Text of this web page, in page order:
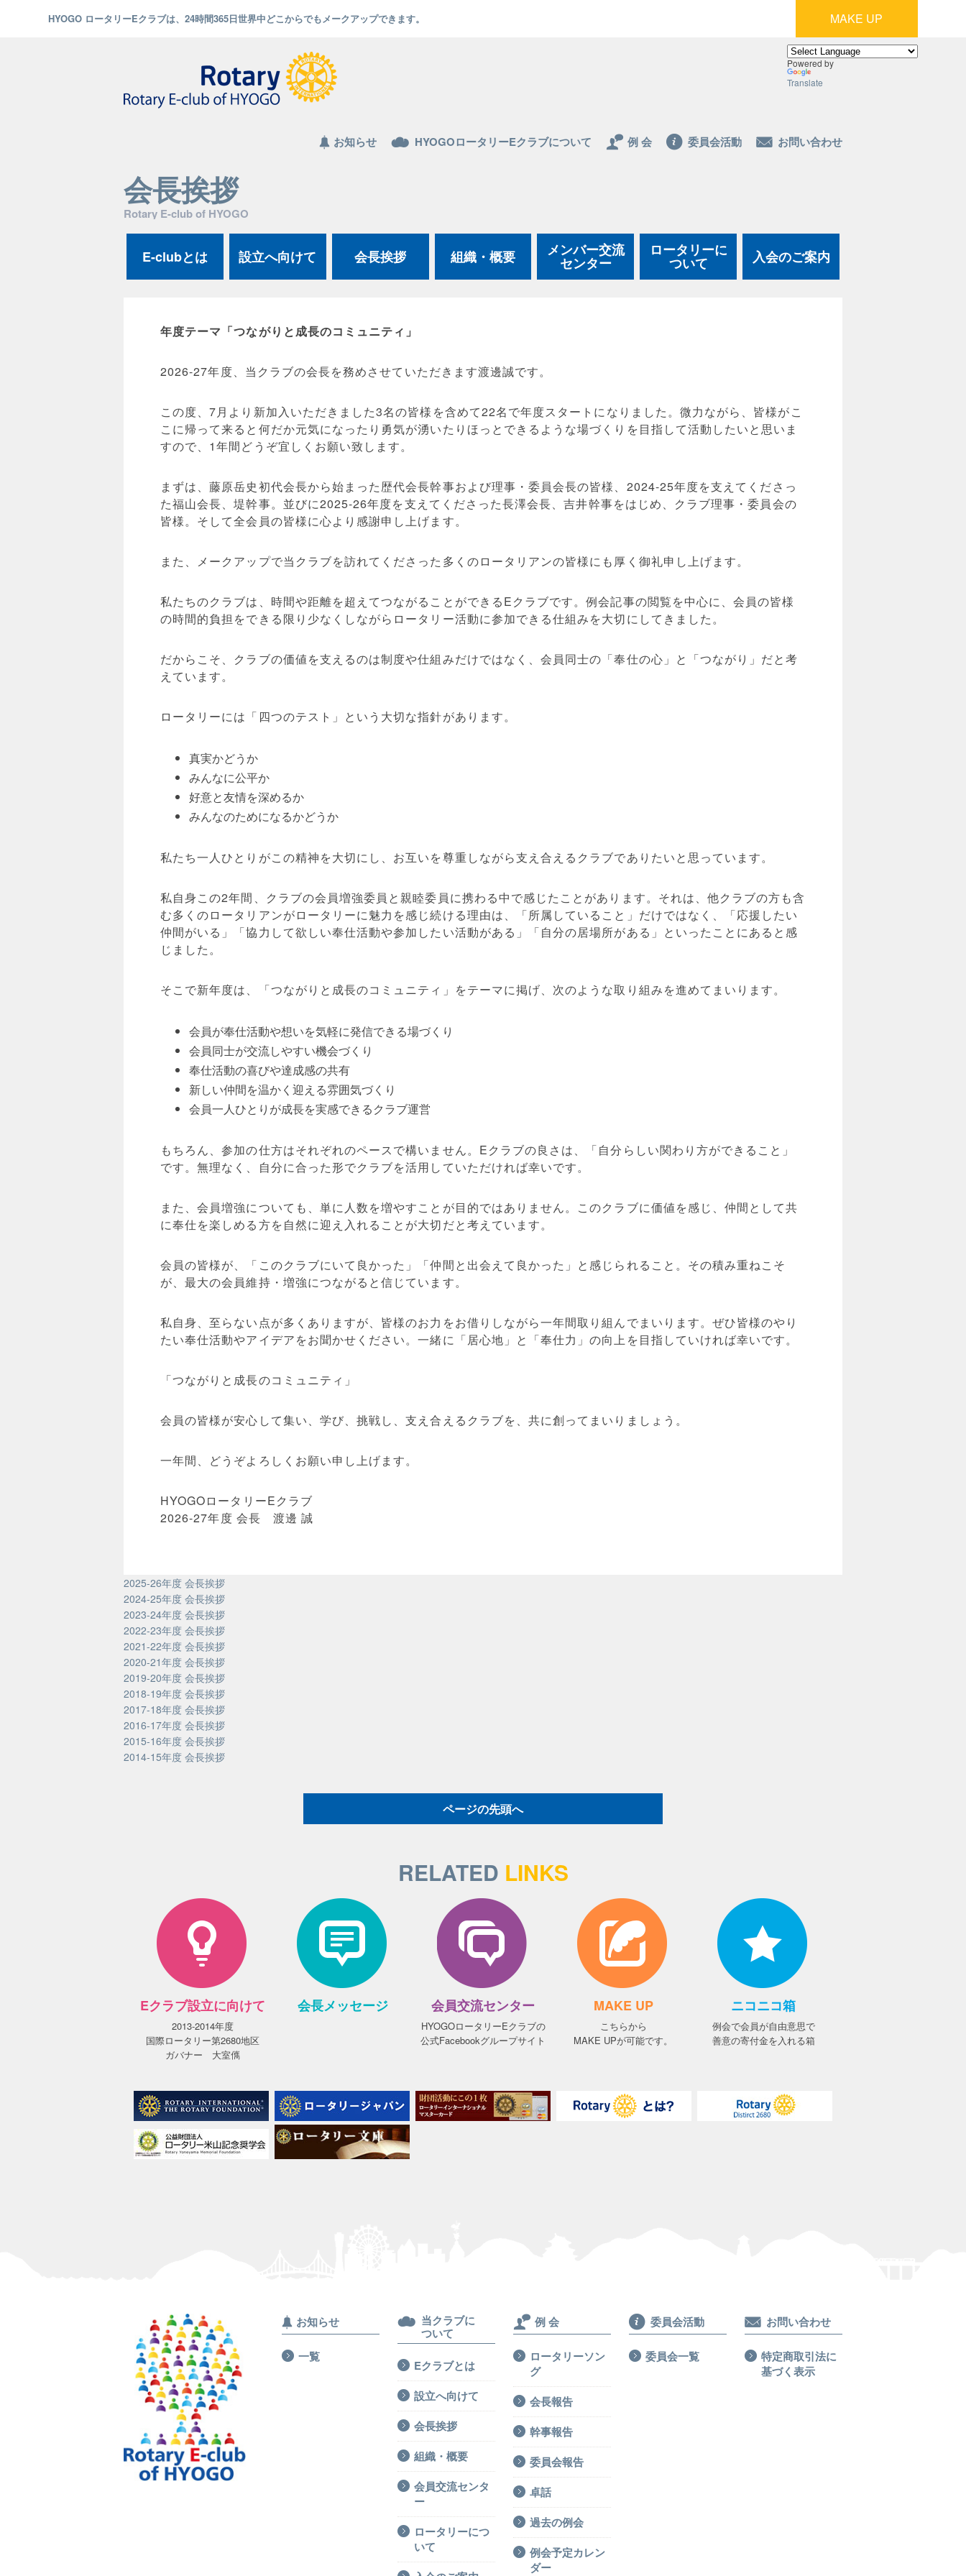
HYOGO ロータリーEクラブは、24時間365日世界中どこからでもメークアップできます。 MAKE UP
Powered by
Translate
お知らせ HYOGOロータリーEクラブについて 例 会 委員会活動 お問い合わせ
会長挨拶
Rotary E-club of HYOGO
E-clubとは 設立へ向けて 会長挨拶 組織・概要 メンバー交流
センター
ロータリーに
ついて 入会のご案内
年度テーマ「つながりと成長のコミュニティ」
2026-27年度、当クラブの会長を務めさせていただきます渡邊誠です。
この度、7月より新加入いただきました3名の皆様を含めて22名で年度スタートになりました。微力ながら、皆様がこ
こに帰って来ると何だか元気になったり勇気が湧いたりほっとできるような場づくりを目指して活動したいと思いま
すので、1年間どうぞ宜しくお願い致します。
まずは、藤原岳史初代会長から始まった歴代会長幹事および理事・委員会長の皆様、2024-25年度を支えてくださっ
た福山会長、堤幹事。並びに2025-26年度を支えてくださった長澤会長、吉井幹事をはじめ、クラブ理事・委員会の
皆様。そして全会員の皆様に心より感謝申し上げます。
また、メークアップで当クラブを訪れてくださった多くのロータリアンの皆様にも厚く御礼申し上げます。
私たちのクラブは、時間や距離を超えてつながることができるEクラブです。例会記事の閲覧を中心に、会員の皆様
の時間的負担をできる限り少なくしながらロータリー活動に参加できる仕組みを大切にしてきました。
だからこそ、クラブの価値を支えるのは制度や仕組みだけではなく、会員同士の「奉仕の心」と「つながり」だと考
えています。
ロータリーには「四つのテスト」という大切な指針があります。
真実かどうか
みんなに公平か
好意と友情を深めるか
みんなのためになるかどうか
私たち一人ひとりがこの精神を大切にし、お互いを尊重しながら支え合えるクラブでありたいと思っています。
私自身この2年間、クラブの会員増強委員と親睦委員に携わる中で感じたことがあります。それは、他クラブの方も含
む多くのロータリアンがロータリーに魅力を感じ続ける理由は、「所属していること」だけではなく、「応援したい
仲間がいる」「協力して欲しい奉仕活動や参加したい活動がある」「自分の居場所がある」といったことにあると感
じました。
そこで新年度は、「つながりと成長のコミュニティ」をテーマに掲げ、次のような取り組みを進めてまいります。
会員が奉仕活動や想いを気軽に発信できる場づくり
会員同士が交流しやすい機会づくり
奉仕活動の喜びや達成感の共有
新しい仲間を温かく迎える雰囲気づくり
会員一人ひとりが成長を実感できるクラブ運営
もちろん、参加の仕方はそれぞれのペースで構いません。Eクラブの良さは、「自分らしい関わり方ができること」
です。無理なく、自分に合った形でクラブを活用していただければ幸いです。
また、会員増強についても、単に人数を増やすことが目的ではありません。このクラブに価値を感じ、仲間として共
に奉仕を楽しめる方を自然に迎え入れることが大切だと考えています。
会員の皆様が、「このクラブにいて良かった」「仲間と出会えて良かった」と感じられること。その積み重ねこそ
が、最大の会員維持・増強につながると信じています。
私自身、至らない点が多くありますが、皆様のお力をお借りしながら一年間取り組んでまいります。ぜひ皆様のやり
たい奉仕活動やアイデアをお聞かせください。一緒に「居心地」と「奉仕力」の向上を目指していければ幸いです。
「つながりと成長のコミュニティ」
会員の皆様が安心して集い、学び、挑戦し、支え合えるクラブを、共に創ってまいりましょう。
一年間、どうぞよろしくお願い申し上げます。
HYOGOロータリーEクラブ
2026-27年度 会長 渡邊 誠
2025-26年度 会長挨拶
2024-25年度 会長挨拶
2023-24年度 会長挨拶
2022-23年度 会長挨拶
2021-22年度 会長挨拶
2020-21年度 会長挨拶
2019-20年度 会長挨拶
2018-19年度 会長挨拶
2017-18年度 会長挨拶
2016-17年度 会長挨拶
2015-16年度 会長挨拶
2014-15年度 会長挨拶
ページの先頭へ
RELATED LINKS
Eクラブ設立に向けて
2013-2014年度
国際ロータリー第2680地区
ガバナー 大室㒞
会長メッセージ 会員交流センター
HYOGOロータリーEクラブの
公式Facebookグループサイト
MAKE UP
こちらから
MAKE UPが可能です。
ニコニコ箱
例会で会員が自由意思で
善意の寄付金を入れる箱
お知らせ
一覧
当クラブに
ついて
Eクラブとは
設立へ向けて
会長挨拶
組織・概要
会員交流センタ
ー
ロータリーにつ
いて
例 会
ロータリーソン
グ
会長報告
幹事報告
委員会報告
卓話
過去の例会
例会予定カレン
ダー
委員会活動
委員会一覧
お問い合わせ
特定商取引法に
基づく表示